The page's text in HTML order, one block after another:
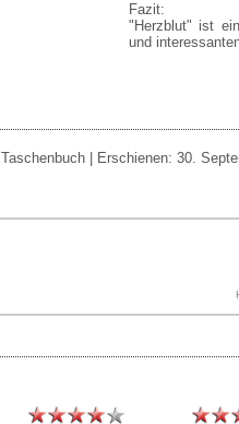
Fazit:
"Herzblut" ist
und
Taschenbuch | Erschienen: 30.